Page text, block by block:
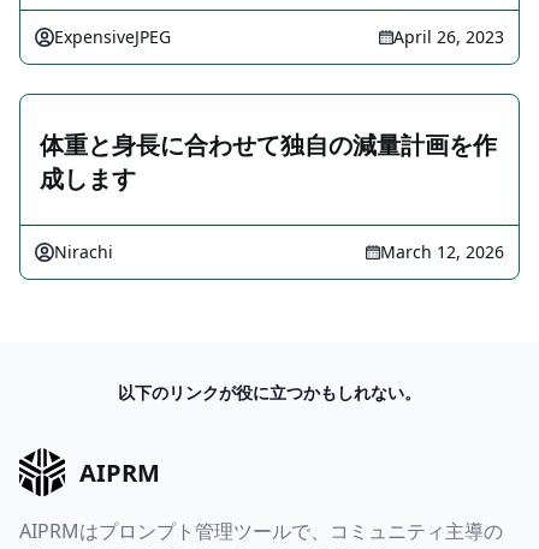
ExpensiveJPEG April 26, 2023
体重と身長に合わせて独自の減量計画を作
成します
Nirachi March 12, 2026
以下のリンクが役に立つかもしれない。
AIPRM
AIPRMはプロンプト管理ツールで、コミュニティ主導の